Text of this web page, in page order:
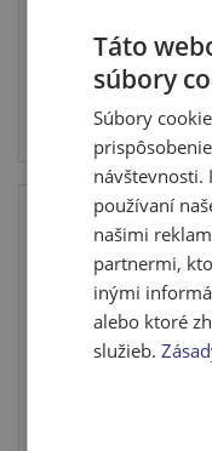
Táto
súbory
Súbory
návštevnosti.
používaní
našimi
partnermi,
inými
alebo ktoré
služieb.